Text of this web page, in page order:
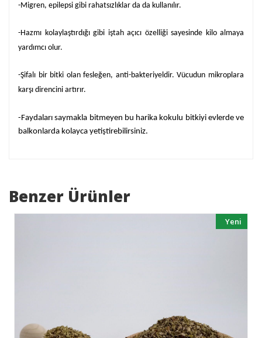
-Migren, epilepsi gibi rahatsızlıklar da da kullanılır.
-Hazmı kolaylaştırdığı gibi iştah açıcı özelliği sayesinde kilo almaya
yardımcı olur.
-Şifalı bir bitki olan fesleğen, anti-bakteriyeldir. Vücudun mikroplara
karşı direncini artırır.
-Faydaları saymakla bitmeyen bu harika kokulu bitkiyi evlerde ve
balkonlarda kolayca yetiştirebilirsiniz.
Benzer Ürünler
Yeni